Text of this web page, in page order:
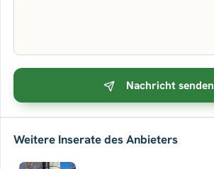
Nachricht senden
Weitere Inserate des Anbieters